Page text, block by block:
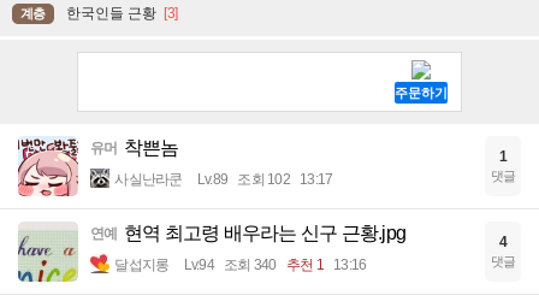
계층 한국인들 근황 [3]
유머 착쁜놈
사실난라쿤 Lv.89 조회 102 13:17
1
댓글
연예 현역 최고령 배우라는 신구 근황.jpg
달섭지롱 Lv.94 조회 340 추천 1 13:16
4
댓글